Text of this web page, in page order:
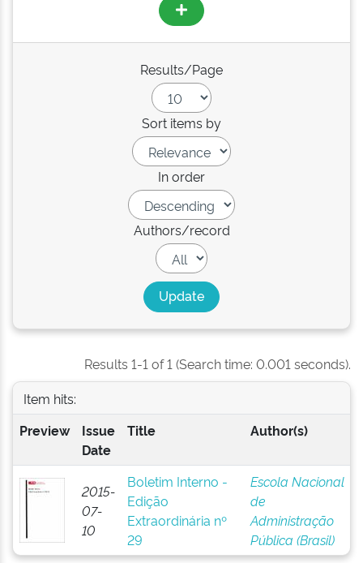
Results/Page
Sort items by
In order
Authors/record
Results 1-1 of 1 (Search time: 0.001 seconds).
Item hits:
Preview
Issue
Date
Title Author(s)
2015-
07-
10
Boletim Interno -
Edição
Extraordinária nº
29
Escola Nacional
de
Administração
Pública (Brasil)